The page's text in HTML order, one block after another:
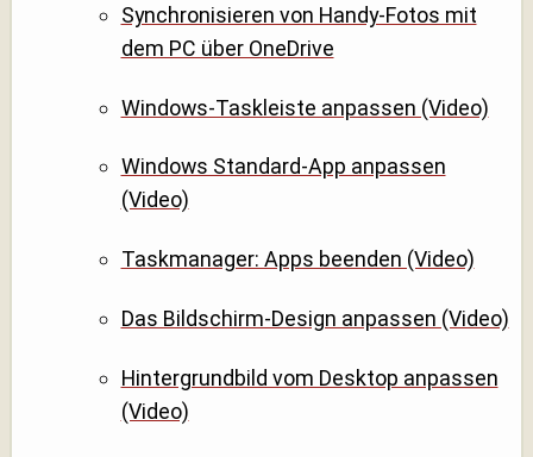
Synchronisieren von Handy-Fotos mit
dem PC über OneDrive
Windows-Taskleiste anpassen (Video)
Windows Standard-App anpassen
(Video)
Taskmanager: Apps beenden (Video)
Das Bildschirm-Design anpassen (Video)
Hintergrundbild vom Desktop anpassen
(Video)